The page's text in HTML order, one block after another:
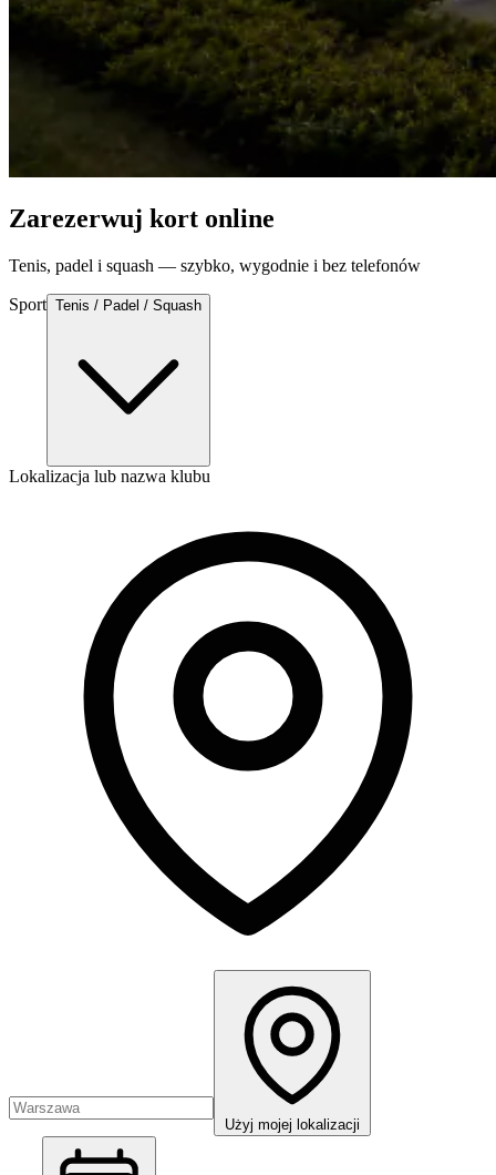
Zarezerwuj kort online
Tenis, padel i squash — szybko, wygodnie i bez telefonów
Sport Tenis / Padel / Squash
Lokalizacja lub nazwa klubu
Użyj mojej lokalizacji